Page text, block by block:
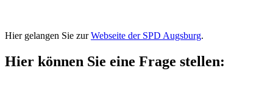
Hier gelangen Sie zurWebseite der SPD Augsburg.
Hier können Sie eine Frage stellen: